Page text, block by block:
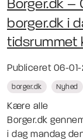
Borger.dk –
borger.dk i
tidsrummet
Publiceret 06-
borger.dk Nyhed
Kære alle
Borger.dk
i dag mandag